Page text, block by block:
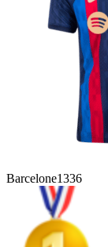
Barcelone1336